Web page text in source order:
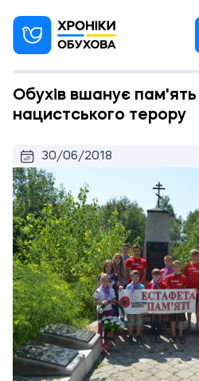
Обухів вшанує
нацистського терору
30/06/2018